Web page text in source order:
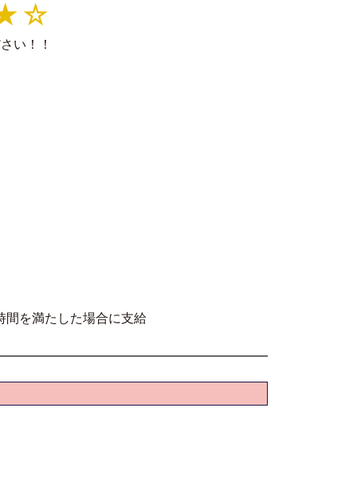
★ ☆
い！！
を満たした場合に支給